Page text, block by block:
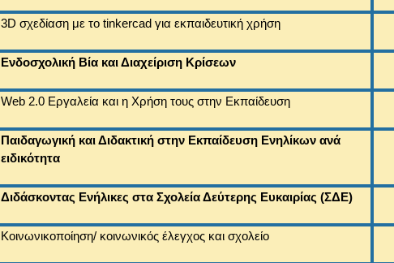
3D σχεδίαση με το tinkercad για εκπαιδευτική χρήση
Ενδοσχολική Βία και Διαχείριση Κρίσεων
Web 2.0 Εργαλεία και η Χρήση τους στην Εκπαίδευση
Παιδαγωγική και Διδακτική στην Εκπαίδευση Ενηλίκων ανά
ειδικότητα
Διδάσκοντας Ενήλικες στα Σχολεία Δεύτερης Ευκαιρίας (ΣΔΕ)
Κοινωνικοποίηση/ κοινωνικός έλεγχος και σχολείο